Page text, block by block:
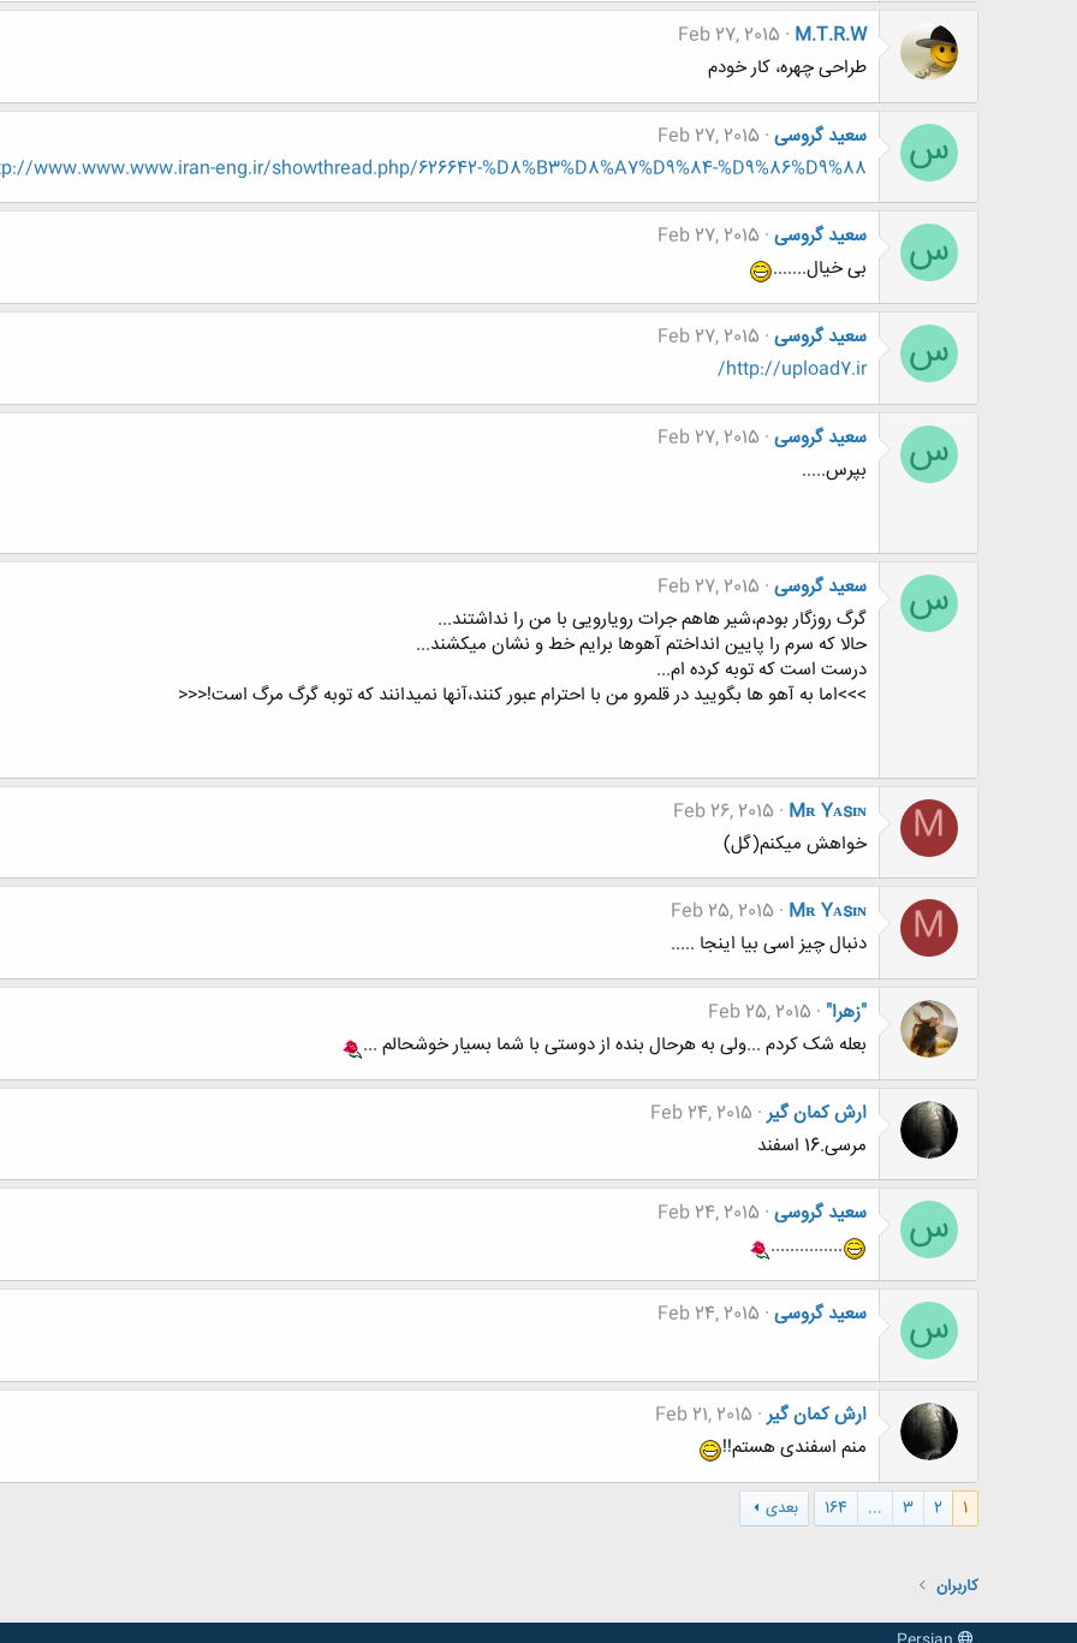
M.T.R.W
Feb 27, 2015
طراحی چهره، کار خودم
س سعید گروسی Feb 27, 2015
www.www.www.iran-eng.ir/showthread.php/626642-%D8%B3%D8%A7%D9%84-%D9%86%D9%88
س سعید گروسی Feb 27, 2015
بی خیال.......
س سعید گروسی Feb 27, 2015
http://upload7.ir/
س سعید گروسی Feb 27, 2015
بپرس.....
س سعید گروسی Feb 27, 2015
گرگ روزگار بودم،شیر هاهم جرات رویارویی با من را نداشتند...
حالا که سرم را پایین انداختم آهوها برایم خط و نشان میکشند...
درست است که توبه کرده ام...
>>>اما به آهو ها بگویید در قلمرو من با احترام عبور کنند،آنها نمیدانند که توبه گرگ مرگ است!<<<
M
Mʀ Yᴀsɪɴ
Feb 26, 2015
خواهش میکنم(گل)
M
Mʀ Yᴀsɪɴ
Feb 25, 2015
دنبال چیز اسی بیا اینجا .....
"زهرا" Feb 25, 2015
بعله شک کردم ...ولی به هرحال بنده از دوستی با شما بسیار خوشحالم ...
ارش کمان گیر Feb 24, 2015
مرسی.16 اسفند
س سعید گروسی Feb 24, 2015
...............
س سعید گروسی Feb 24, 2015
ارش کمان گیر Feb 21, 2015
منم اسفندی هستم!!
1
2
3
...
164 بعدی
کاربران